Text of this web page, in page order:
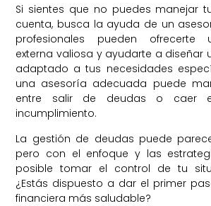
Si sientes que no puedes manejar
cuenta, busca la ayuda de un
profesionales pueden ofrecerte
externa valiosa y ayudarte a diseñar
adaptado a tus necesidades
una asesoría adecuada puede
entre salir de deudas o caer
incumplimiento.
La gestión de deudas puede
pero con el enfoque y las
posible tomar el control de tu
¿Estás dispuesto a dar el primer
financiera más saludable?